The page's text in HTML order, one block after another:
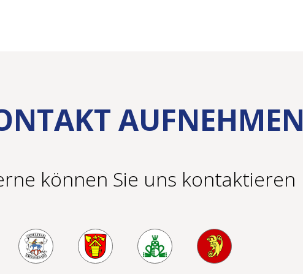
AUFNEHMEN
können Sie uns kontaktieren